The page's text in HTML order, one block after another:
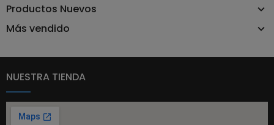
Productos Nuevos
Más vendido
NUESTRA TIENDA